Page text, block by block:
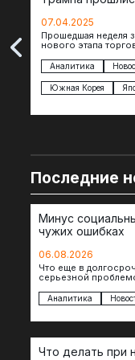
07.04.2025
Прошедшая неделя
нового этапа
импорта из более
Аналитика
Южная Корея
Последние
Минус
чужих ошибках
06.08.2026
Что еще в
серьезной
которых будет…
Аналитика
Что делать при